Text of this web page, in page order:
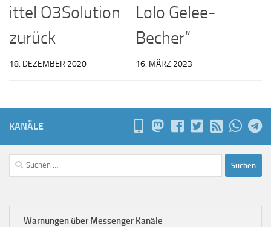
ittel O3Solution
zurück
18. DEZEMBER 2020
Lolo Gelee-
Becher“
16. MÄRZ 2023
KANÄLE
Suchen
nach:
Warnungen über Messenger Kanäle